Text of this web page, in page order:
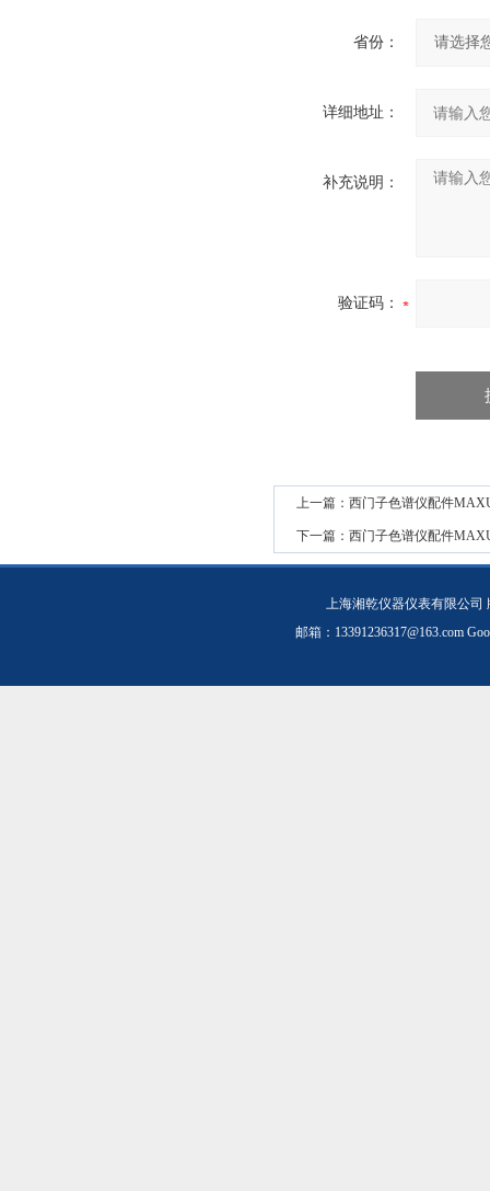
省份：
详细地址：
补充说明：
验证码：
上一篇： 西门子色谱仪配件
下一篇： 西门子色谱仪配件
上海湘乾仪器仪表有限公
邮箱： 13391236317@163.com